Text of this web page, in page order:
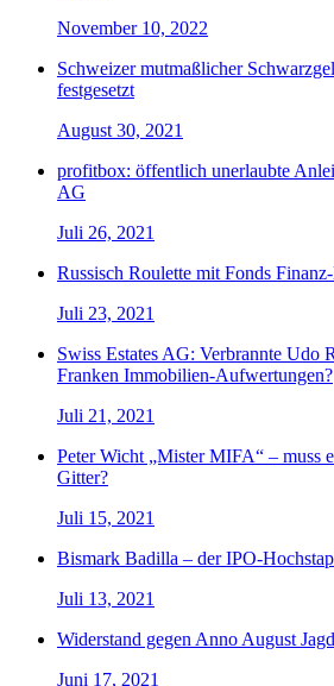
November 10, 2022
Schweizer mutmaßlicher
festgesetzt
August 30, 2021
profitbox: öffentlich unerlaubte
AG
Juli 26, 2021
Russisch Roulette mit Fonds
Juli 23, 2021
Swiss Estates AG: Verbrannte Udo
Franken Immobilien-Aufwertungen?
Juli 21, 2021
Peter Wicht „Mister MIFA“ – muss
Gitter?
Juli 15, 2021
Bismark Badilla – der IPO-
Juli 13, 2021
Widerstand gegen Anno August
Juni 17, 2021